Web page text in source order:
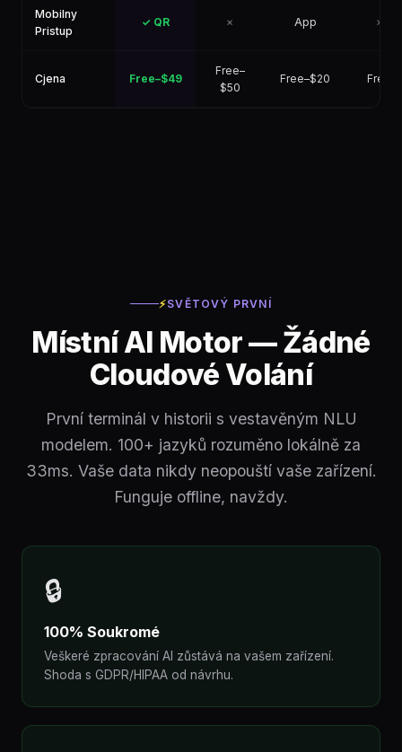
Mobilny
Pristup
✓ QR ✗ App ✗
Cjena Free–$49
Free–
$50
Free–$20 Free
⚡SVĚTOVÝ PRVNÍ
Místní AI Motor — Žádné
Cloudové Volání
První terminál v historii s vestavěným NLU
modelem. 100+ jazyků rozuměno lokálně za
33ms. Vaše data nikdy neopouští vaše zařízení.
Funguje offline, navždy.
🔒
100% Soukromé
Veškeré zpracování AI zůstává na vašem zařízení.
Shoda s GDPR/HIPAA od návrhu.